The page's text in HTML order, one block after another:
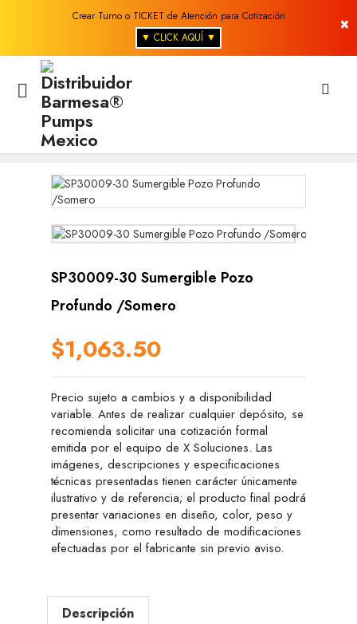
×
Crear Turno o TICKET de Atención para Cotización
▼ CLICK AQUÍ ▼

SP30009-30 Sumergible Pozo
Profundo /Somero
$1,063.50
Precio sujeto a cambios y a disponibilidad
variable. Antes de realizar cualquier depósito, se
recomienda solicitar una cotización formal
emitida por el equipo de X Soluciones. Las
imágenes, descripciones y especificaciones
técnicas presentadas tienen carácter únicamente
ilustrativo y de referencia; el producto final podrá
presentar variaciones en diseño, color, peso y
dimensiones, como resultado de modificaciones
efectuadas por el fabricante sin previo aviso.
Descripción